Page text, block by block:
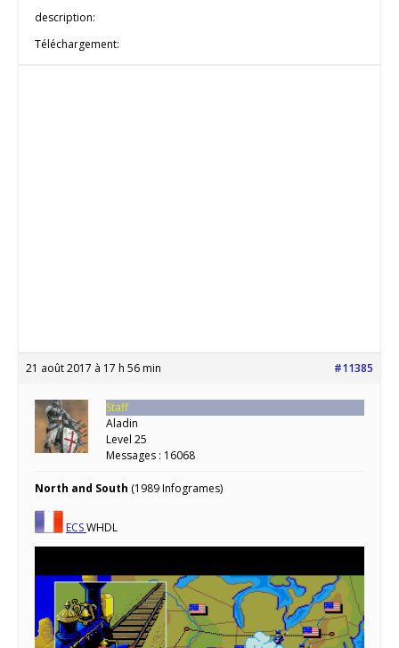
description:
Téléchargement:
21 août 2017 à 17 h 56 min #11385
Staff
Aladin
Level 25
Messages : 16068
North and South (1989 Infogrames)
ECSWHDL